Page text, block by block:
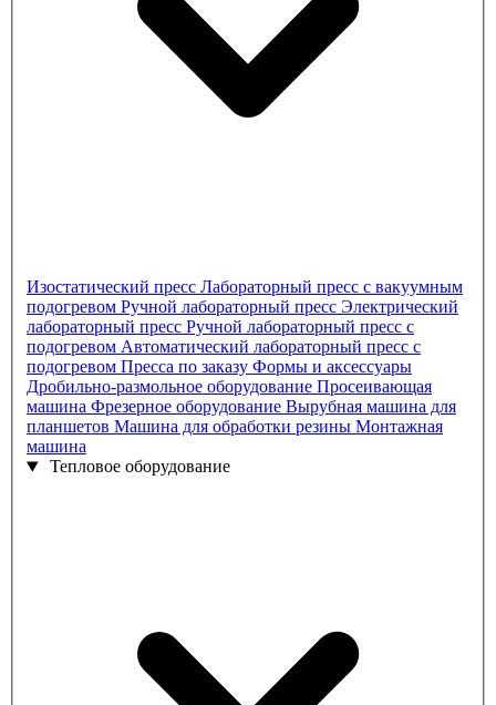
Изостатический пресс Лабораторный пресс с вакуумным
подогревом Ручной лабораторный пресс Электрический
лабораторный пресс Ручной лабораторный пресс с
подогревом Автоматический лабораторный пресс с
подогревом Пресса по заказу Формы и аксессуары
Дробильно-размольное оборудование Просеивающая
машина Фрезерное оборудование Вырубная машина для
планшетов Машина для обработки резины Монтажная
машина
Тепловое оборудование